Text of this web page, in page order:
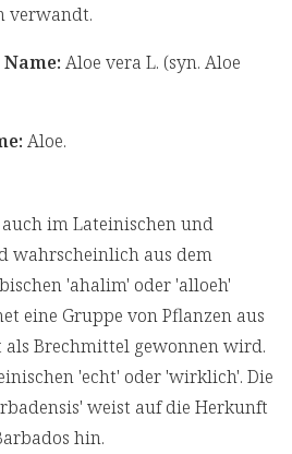
verwandt.
Aloe vera L. (syn. Aloe
Aloe.
im Lateinischen und
wahrscheinlich aus dem
'ahalim' oder 'alloeh'
eine Gruppe von Pflanzen aus
als Brechmittel gewonnen wird.
'echt' oder 'wirklich'. Die
weist auf die Herkunft
hin.